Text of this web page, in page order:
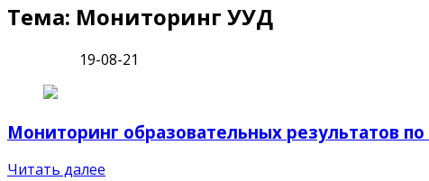
Тема: Мониторинг УУД
19-08-21
Мониторинг образовательных результатов
Читать далее